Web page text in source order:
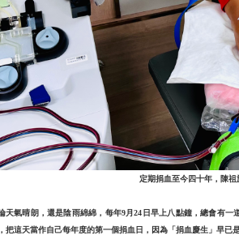
定期捐血至今四十年，陳祖
天氣晴朗，還是陰雨綿綿，每年9月24日早上八點鐘，總會有
把這天當作自己每年度的第一個捐血日，因為「捐血慶生」早已